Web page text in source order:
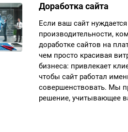
Доработка сайта
Если ваш сайт
производительности,
доработке сайтов на
чем просто красивая
бизнеса: привлекает
чтобы сайт работал
совершенствовать. Мы
решение, учитывающее